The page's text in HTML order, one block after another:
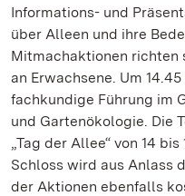
Informations- und
über Alleen und ihre
Mitmachaktionen richten
an Erwachsene. Um
fachkundige Führung im
und Gartenökologie. Die
„Tag der Allee“ von 14
Schloss wird aus Anlass
der Aktionen ebenfalls